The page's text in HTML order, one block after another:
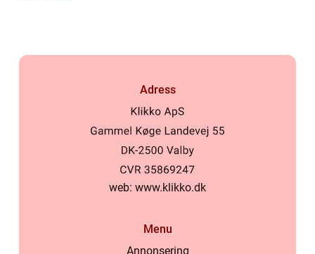
Adress
web: www.klikko.dk
Menu
Annonsering